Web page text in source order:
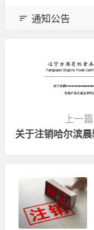
通知公告
上一篇